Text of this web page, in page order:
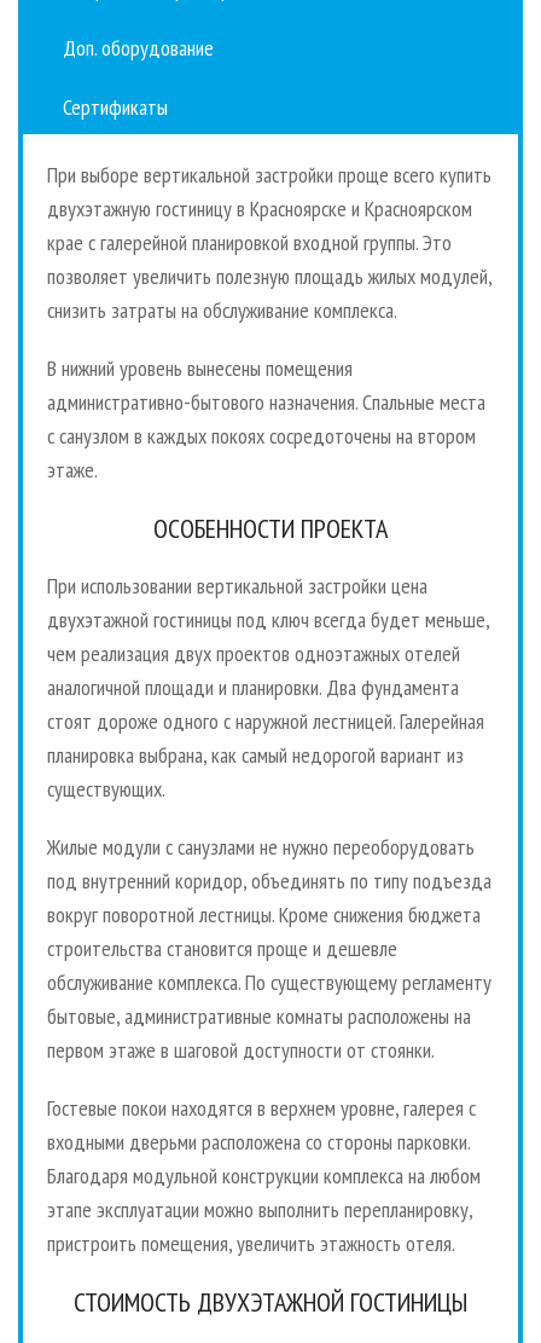
Доп. оборудование
Сертификаты
При выборе вертикальной застройки проще всего купить
двухэтажную гостиницу в Красноярске и Красноярском
крае с галерейной планировкой входной группы. Это
позволяет увеличить полезную площадь жилых модулей,
снизить затраты на обслуживание комплекса.
В нижний уровень вынесены помещения
административно-бытового назначения. Спальные места
с санузлом в каждых покоях сосредоточены на втором
этаже.
ОСОБЕННОСТИ ПРОЕКТА
При использовании вертикальной застройки цена
двухэтажной гостиницы под ключ всегда будет меньше,
чем реализация двух проектов одноэтажных отелей
аналогичной площади и планировки. Два фундамента
стоят дороже одного с наружной лестницей. Галерейная
планировка выбрана, как самый недорогой вариант из
существующих.
Жилые модули с санузлами не нужно переоборудовать
под внутренний коридор, объединять по типу подъезда
вокруг поворотной лестницы. Кроме снижения бюджета
строительства становится проще и дешевле
обслуживание комплекса. По существующему регламенту
бытовые, административные комнаты расположены на
первом этаже в шаговой доступности от стоянки.
Гостевые покои находятся в верхнем уровне, галерея с
входными дверьми расположена со стороны парковки.
Благодаря модульной конструкции комплекса на любом
этапе эксплуатации можно выполнить перепланировку,
пристроить помещения, увеличить этажность отеля.
СТОИМОСТЬ ДВУХЭТАЖНОЙ ГОСТИНИЦЫ